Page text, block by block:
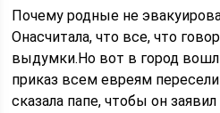
Почему родные не
Онасчитала, что все, что
выдумки.Но вот в город
приказ всем евреям
сказала папе, чтобы он